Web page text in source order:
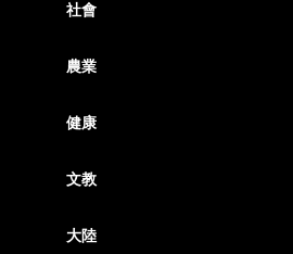
社會
農業
健康
文教
大陸